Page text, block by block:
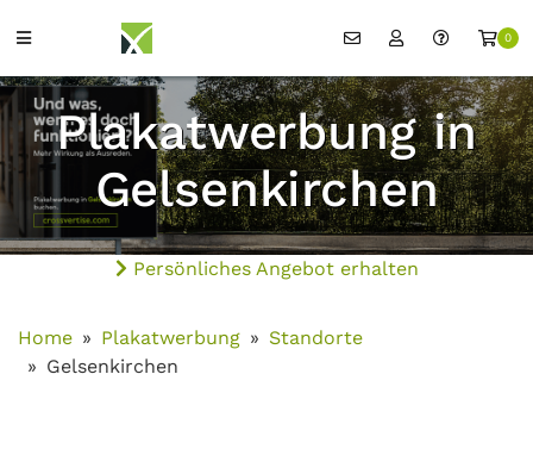
0
Plakatwerbung in
Gelsenkirchen
Persönliches Angebot erhalten
Home Plakatwerbung
Standorte
Gelsenkirchen